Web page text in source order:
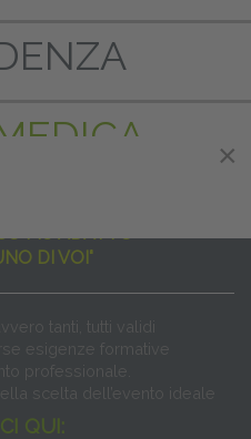
DI VOI"
tanti, tutti validi
esigenze formative
professionale.
scelta dell’evento ideale
QUI:
×